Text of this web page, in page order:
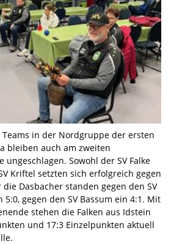
in der Nordgruppe der ersten
bleiben auch am zweiten
ungeschlagen. Sowohl der SV Falke
Kriftel setzten sich erfolgreich gegen
Dasbacher standen gegen den SV
gegen den SV Bassum ein 4:1. Mit
stehen die Falken aus Idstein
und 17:3 Einzelpunkten aktuell